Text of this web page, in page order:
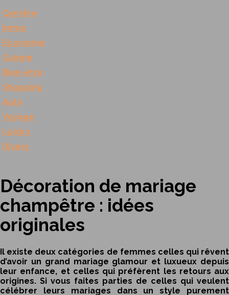
Carrière
Immo
Economie
Cuisine
Bien-être
Shopping
Auto
Voyage
Loisirs
Divers
Décoration de mariage
champêtre : idées
originales
Il existe deux catégories de femmes celles qui rêvent
d’avoir un grand mariage glamour et luxueux depuis
leur enfance, et celles qui préfèrent les retours aux
origines. Si vous faites parties de celles qui veulent
célébrer leurs mariages dans un style purement